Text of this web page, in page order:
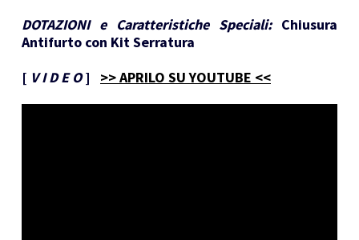
DOTAZIONI e Caratteristiche Speciali: Chiusura
Antifurto con Kit Serratura
[ V I D E O] >> APRILO SU YOUTUBE <<